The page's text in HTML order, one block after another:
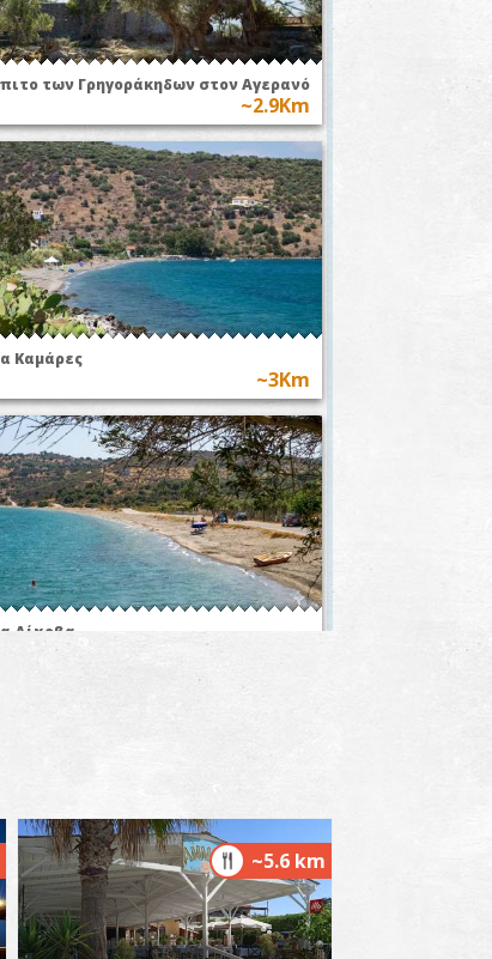
των Γρηγοράκηδων στον Αγερανό
~2.9Km
Καμάρες
~3Km
Δίχοβα
~5.6 km